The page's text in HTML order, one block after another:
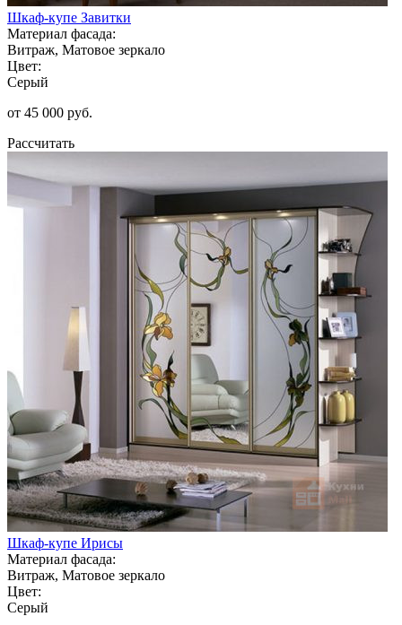
Шкаф-купе Завитки
Материал фасада:
Витраж, Матовое зеркало
Цвет:
Серый
от 45 000 руб.
Рассчитать
Шкаф-купе Ирисы
Материал фасада:
Витраж, Матовое зеркало
Цвет:
Серый